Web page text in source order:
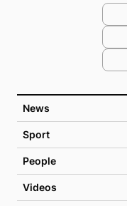
News
Sport
People
Videos